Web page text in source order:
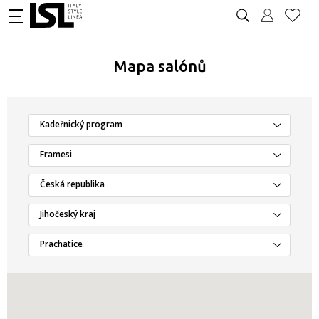
Mapa salónů
Kadeřnický program
Framesi
Česká republika
Jihočeský kraj
Prachatice